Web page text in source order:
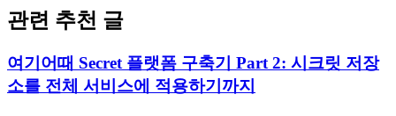
관련 추천 글
여기어때 Secret 플랫폼 구축기 Part 2: 시크릿 저장
소를 전체 서비스에 적용하기까지